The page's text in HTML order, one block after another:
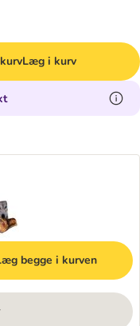
Læg i kurv
begge i kurven